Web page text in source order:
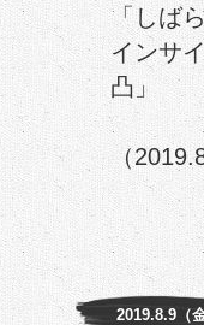
「しば
インサ
凸」
（
2019.8.9（